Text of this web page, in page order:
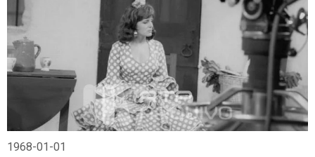
1968-01-01